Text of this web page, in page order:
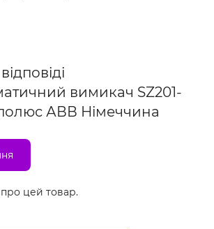
вимикач SZ201-
АВВ Німеччина
цей товар.